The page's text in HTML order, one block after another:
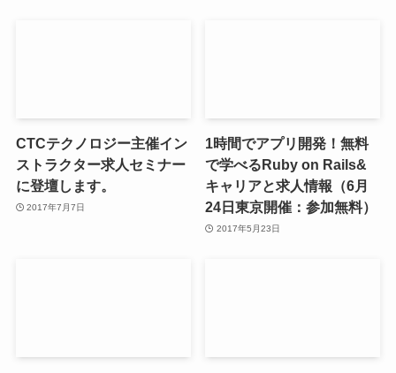
CTCテクノロジー主催イン
ストラクター求人セミナー
に登壇します。
2017年7月7日
1時間でアプリ開発！無料
で学べるRuby on Rails&
キャリアと求人情報（6月
24日東京開催：参加無料）
2017年5月23日